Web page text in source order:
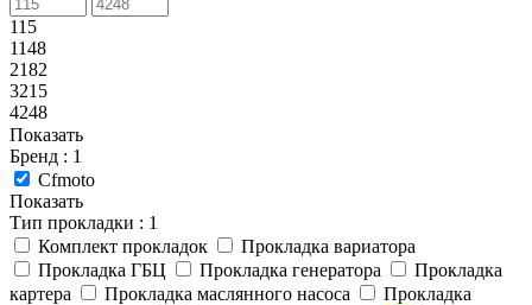
115
1148
2182
3215
4248
Показать
Бренд : 1
Cfmoto
Показать
Тип прокладки : 1
Комплект прокладок
Прокладка вариатора
Прокладка ГБЦ
Прокладка генератора
Прокладка
картера
Прокладка маслянного насоса
Прокладка